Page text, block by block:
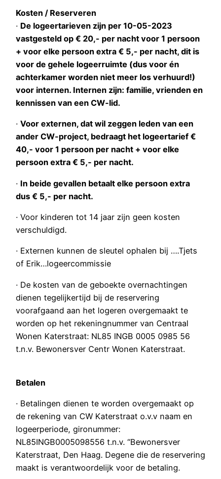
Kosten / Reserveren
· De logeertarieven zijn per 10-05-2023
vastgesteld op € 20,- per nacht voor 1 persoon
+ voor elke persoon extra € 5,- per nacht, dit is
voor de gehele logeerruimte (dus voor én
achterkamer worden niet meer los verhuurd!)
voor internen. Internen zijn: familie, vrienden en
kennissen van een CW-lid.
· Voor externen, dat wil zeggen leden van een
ander CW-project, bedraagt het logeertarief €
40,- voor 1 persoon per nacht + voor elke
persoon extra € 5,- per nacht.
· In beide gevallen betaalt elke persoon extra
dus € 5,- per nacht.
· Voor kinderen tot 14 jaar zijn geen kosten
verschuldigd.
· Externen kunnen de sleutel ophalen bij ….Tjets
of Erik…logeercommissie
· De kosten van de geboekte overnachtingen
dienen tegelijkertijd bij de reservering
voorafgaand aan het logeren overgemaakt te
worden op het rekeningnummer van Centraal
Wonen Katerstraat: NL85 INGB 0005 0985 56
t.n.v. Bewonersver Centr Wonen Katerstraat.
Betalen
· Betalingen dienen te worden overgemaakt op
de rekening van CW Katerstraat o.v.v naam en
logeerperiode, gironummer:
NL85INGB0005098556 t.n.v. “Bewonersver
Katerstraat, Den Haag. Degene die de reservering
maakt is verantwoordelijk voor de betaling.